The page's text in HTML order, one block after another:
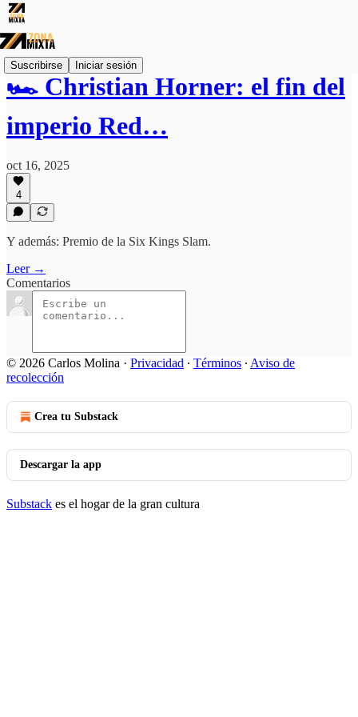
Suscribirse Iniciar sesión
🏎️ Christian Horner: el fin del
imperio Red…
oct 16, 2025
4
Y además: Premio de la Six Kings Slam.
Leer →
Comentarios
© 2026 Carlos Molina · Privacidad ∙ Términos ∙ Aviso de
recolección
Crea tu Substack
Descargar la app
Substack es el hogar de la gran cultura